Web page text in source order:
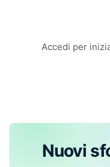
Accedi per
Nuovi